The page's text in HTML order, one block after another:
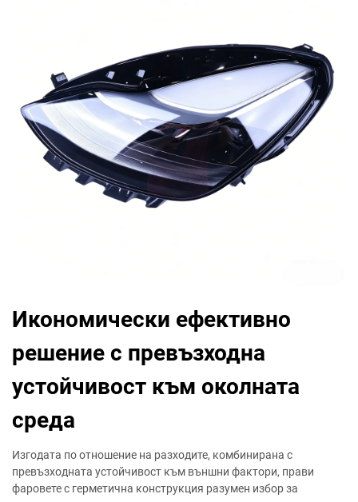
Икономически ефективно
решение с превъзходна
устойчивост към околната
среда
Изгодата по отношение на разходите, комбинирана с
превъзходната устойчивост към външни фактори, прави
фаровете с герметична конструкция разумен избор за